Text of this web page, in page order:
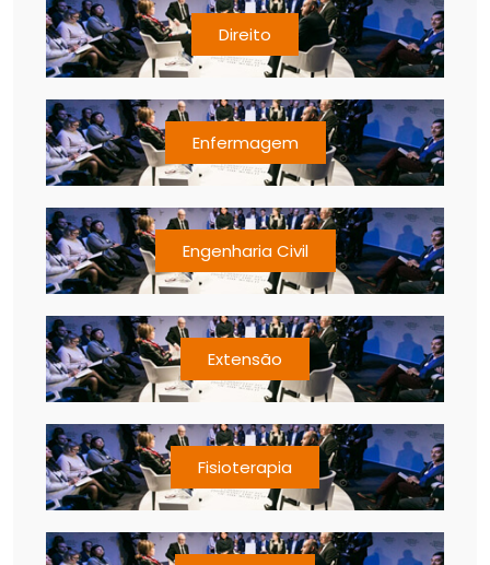
Direito
Enfermagem
Engenharia Civil
Extensão
Fisioterapia